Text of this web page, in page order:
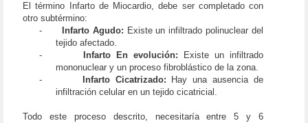
El término Infarto de Miocardio, debe ser completado con
otro subtérmino:
-
Infarto Agudo: Existe un infiltrado polinuclear del
tejido afectado.
-
Infarto En evolución: Existe un infiltrado
mononuclear y un proceso fibroblástico de la zona.
-
Infarto Cicatrizado: Hay una ausencia de
infiltración celular en un tejido cicatricial.
Todo este proceso descrito, necesitaría entre 5 y 6